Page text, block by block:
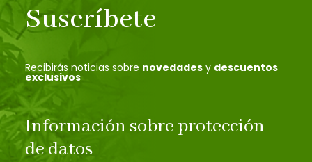
Suscríbete
Recibirás noticias sobre novedades y descuentos
exclusivos
Información sobre protección
de datos